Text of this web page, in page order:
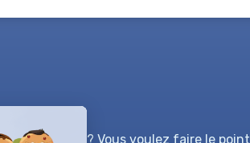
Vous voulez faire le point